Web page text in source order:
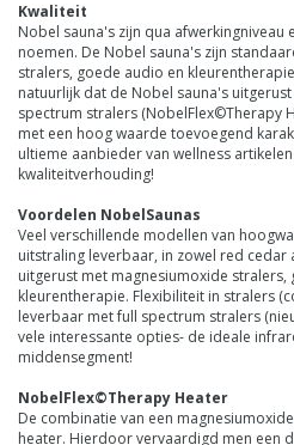
Kwaliteit
Nobel sauna's zijn qua
noemen. De Nobel sauna's zijn
stralers, goede audio en
natuurlijk dat de Nobel sauna's
spectrum stralers (NobelFlex©Therapy
met een hoog waarde toevoegend
ultieme aanbieder van wellness
kwaliteitverhouding!
Voordelen NobelSaunas
Veel verschillende modellen van
uitstraling leverbaar, in zowel red cedar
uitgerust met magnesiumoxide stralers,
kleurentherapie. Flexibiliteit in stralers
leverbaar met full spectrum stralers
vele interessante opties- de ideale
middensegment!
NobelFlex©Therapy Heater
De combinatie van een
heater. Hierdoor vervaardigd men een